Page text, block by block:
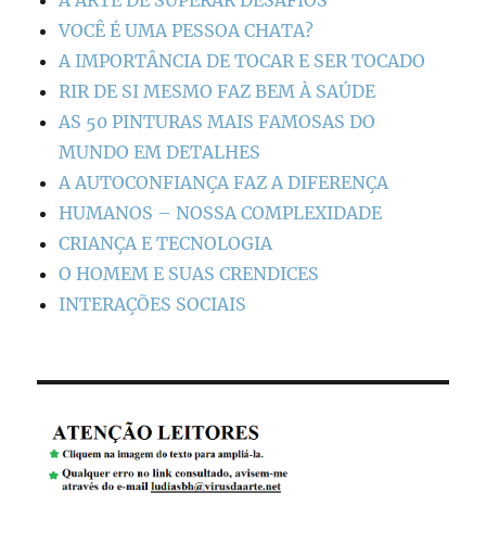
VOCÊ É UMA PESSOA CHATA?
A IMPORTÂNCIA DE TOCAR E SER TOCADO
RIR DE SI MESMO FAZ BEM À SAÚDE
AS 50 PINTURAS MAIS FAMOSAS DO
MUNDO EM DETALHES
A AUTOCONFIANÇA FAZ A DIFERENÇA
HUMANOS – NOSSA COMPLEXIDADE
CRIANÇA E TECNOLOGIA
O HOMEM E SUAS CRENDICES
INTERAÇÕES SOCIAIS